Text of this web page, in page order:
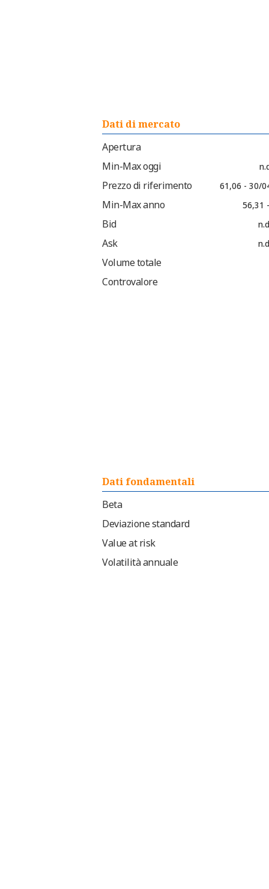
Dati di mercato
Apertura
Min-Max oggi
Prezzo di riferimento 61,06 - 30/
Min-Max anno 56,31
Bid
Ask
Volume totale
Controvalore
Dati fondamentali
Beta
Deviazione standard
Value at risk
Volatilità annuale